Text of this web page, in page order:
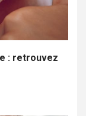
: retrouvez